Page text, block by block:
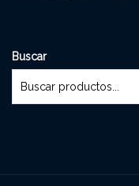
Buscar